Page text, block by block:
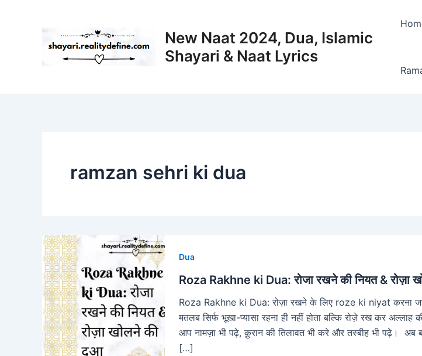
New Naat 2024, Dua, Islamic
Shayari & Naat Lyrics
ramzan sehri ki dua
Dua
Roza Rakhne ki Dua: रोजा रखने की नियत & रोज़ा
Roza Rakhne ki Dua: रोज़ा रखने के लिए roze ki niyat करना
मतलब सिर्फ भूखा-प्यासा रहना ही नहीं होता बल्कि रोज़े रख कर अल्लाह
आप नामज़ा भी पढ़े, क़ुरान की तिलावत भी करे और तस्बीह भी पढ़े।
[…]